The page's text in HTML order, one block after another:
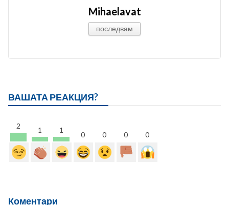
Mihaelavat
последвам
ВАШАТА РЕАКЦИЯ?
2 1 1 0 0 0 0
Коментари